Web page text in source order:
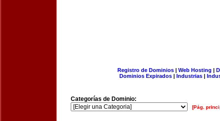
Registro de Dominios| Web Hosting |
Dominios Expirados | Industrias |
Categorías de Dominio:
[Pág.